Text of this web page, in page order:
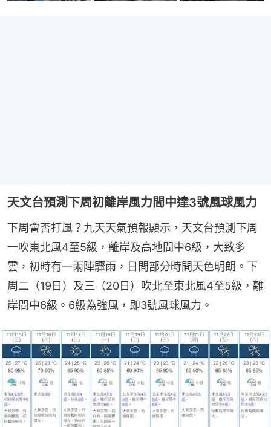
天文台預測下周初離岸風力間中達3號風球風力
下周會否打風？九天天氣預報顯示，天文台預測下周
一吹東北風4至5級，離岸及高地間中6級，大致多
雲，初時有一兩陣驟雨，日間部分時間天色明朗。下
周二（19日）及三（20日）吹北至東北風4至5級，離
岸間中6級。6級為強風，即3號風球風力。